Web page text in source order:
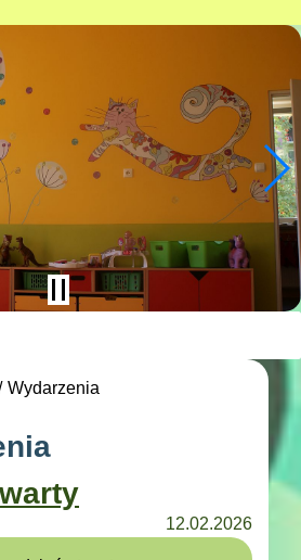
Wydarzenia
12.02.2026